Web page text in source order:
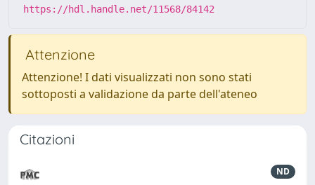
https://hdl.handle.net/11568/84142
Attenzione
Attenzione! I dati visualizzati non sono stati
sottoposti a validazione da parte dell'ateneo
Citazioni
ND